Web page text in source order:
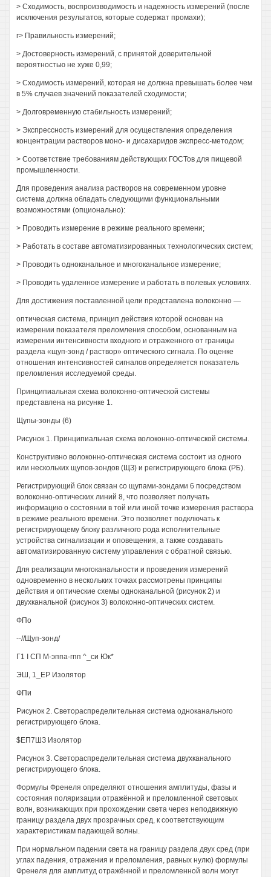
> Сходимость, воспроизводимость и надежность измерений (после
исключения результатов, которые содержат промахи);
г> Правильность измерений;
> Достоверность измерений, с принятой доверительной
вероятностью не хуже 0,99;
> Сходимость измерений, которая не должна превышать более чем
в 5% случаев значений показателей сходимости;
> Долговременную стабильность измерений;
> Экспрессность измерений для осуществления определения
концентрации растворов моно- и дисахаридов экспресс-методом;
> Соответствие требованиям действующих ГОСТов для пищевой
промышленности.
Для проведения анализа растворов на современном уровне
система должна обладать следующими функциональными
возможностями (опционально):
> Проводить измерение в режиме реального времени;
> Работать в составе автоматизированных технологических систем;
> Проводить одноканальное и многоканальное измерение;
> Проводить удаленное измерение и работать в полевых условиях.
Для достижения поставленной цели представлена волоконно —
оптическая система, принцип действия которой основан на
измерении показателя преломления способом, основанным на
измерении интенсивности входного и отраженного от границы
раздела «щуп-зонд / раствор» оптического сигнала. По оценке
отношения интенсивностей сигналов определяется показатель
преломления исследуемой среды.
Принципиальная схема волоконно-оптической системы
представлена на рисунке 1.
Щупы-зонды (6)
Рисунок 1. Принципиальная схема волоконно-оптической системы.
Конструктивно волоконно-оптическая система состоит из одного
или нескольких щупов-зондов (ЩЗ) и регистрирующего блока (РБ).
Регистрирующий блок связан со щупами-зондами 6 посредством
волоконно-оптических линий 8, что позволяет получать
информацию о состоянии в той или иной точке измерения раствора
в режиме реального времени. Это позволяет подключать к
регистрирующему блоку различного рода исполнительные
устройства сигнализации и оповещения, а также создавать
автоматизированную систему управления с обратной связью.
Для реализации многоканальности и проведения измерений
одновременно в нескольких точках рассмотрены принципы
действия и оптические схемы одноканальной (рисунок 2) и
двухканальной (рисунок 3) волоконно-оптических систем.
ФПо
--//Щуп-зонд/
Г1 I СП М-эппа-гпп ^_си Юк*
ЭШ, 1_ЕР Изолятор
ФПи
Рисунок 2. Светораспределительная система одноканального
регистрирующего блока.
$ЕП7ШЗ Изолятор
Рисунок 3. Светораспределительная система двухканального
регистрирующего блока.
Формулы Френеля определяют отношения амплитуды, фазы и
состояния поляризации отражённой и преломленной световых
волн, возникающих при прохождении света через неподвижную
границу раздела двух прозрачных сред, к соответствующим
характеристикам падающей волны.
При нормальном падении света на границу раздела двух сред (при
углах падения, отражения и преломления, равных нулю) формулы
Френеля для амплитуд отражённой и преломленной волн могут